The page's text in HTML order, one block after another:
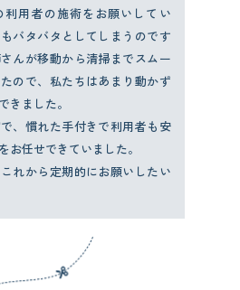
利用者の施術をお願いしてい
バタバタとしてしまうのです
んが移動から清掃までスムー
ので、私たちはあまり動かず
きました。
、慣れた手付きで利用者も安
お任せできていました。
れから定期的にお願いしたい